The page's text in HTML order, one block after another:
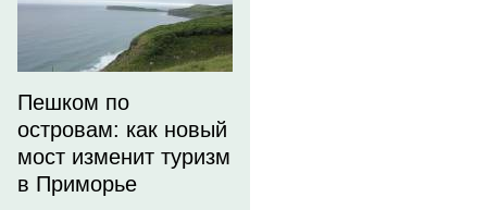
Пешком по
островам: как новый
мост изменит туризм
в Приморье